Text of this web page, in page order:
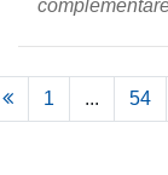
1 ... 54